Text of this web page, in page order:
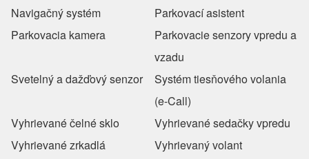
Navigačný systém
Parkovací asistent
Parkovacia kamera
Parkovacie senzory vpredu a
vzadu
Svetelný a dažďový senzor
Systém tiesňového volania
(e-Call)
Vyhrievané čelné sklo
Vyhrievané sedačky vpredu
Vyhrievané zrkadlá
Vyhrievaný volant